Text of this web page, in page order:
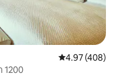
คะแนนเฉลี่ย
4.97 (408)
1200